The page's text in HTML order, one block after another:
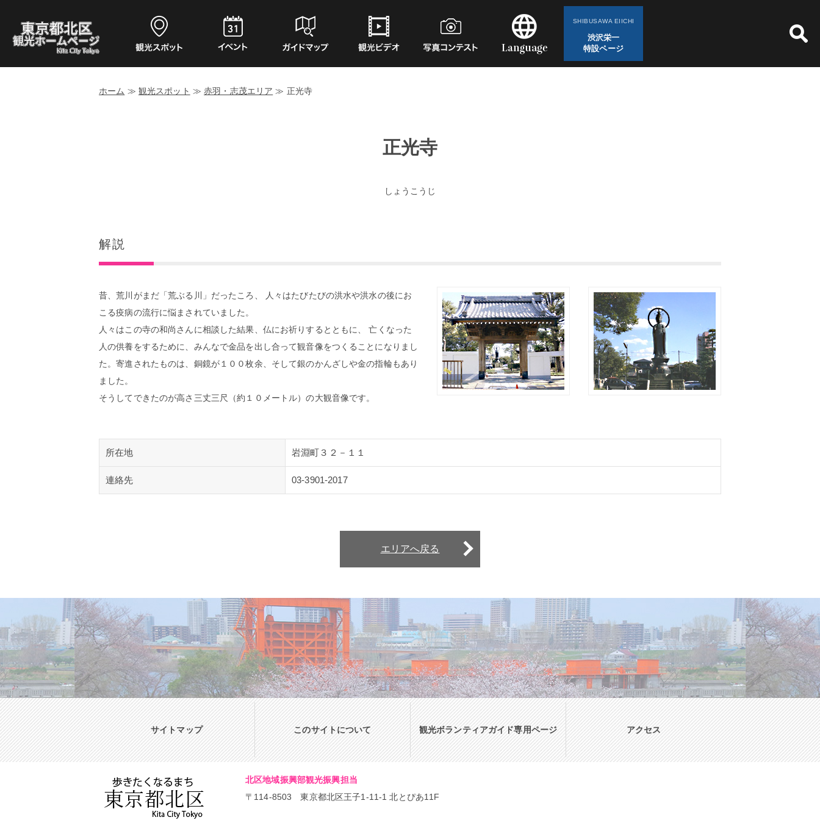
SHIBUSAWA EIICHI
渋沢栄一
特設ページ
ホーム ≫ 観光スポット ≫赤羽・志茂エリア ≫ 正光寺
正光寺
しょうこうじ
解説
昔、荒川がまだ「荒ぶる川」だったころ、 人々はたびたびの洪水や洪水の後にお
こる疫病の流行に悩まされていました。
人々はこの寺の和尚さんに相談した結果、仏にお祈りするとともに、 亡くなった
人の供養をするために、みんなで金品を出し合って観音像をつくることになりまし
た。寄進されたものは、銅鏡が１００枚余、そして銀のかんざしや金の指輪もあり
ました。
そうしてできたのが高さ三丈三尺（約１０メートル）の大観音像です。
所在地 岩淵町３２－１１
連絡先 03-3901-2017
エリアへ戻る
サイトマップ このサイトについて 観光ボランティアガイド専用ページ アクセス
北区地域振興部観光振興担当
〒114-8503 東京都北区王子1-11-1 北とぴあ11F